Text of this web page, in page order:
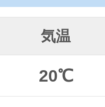
気温
20℃